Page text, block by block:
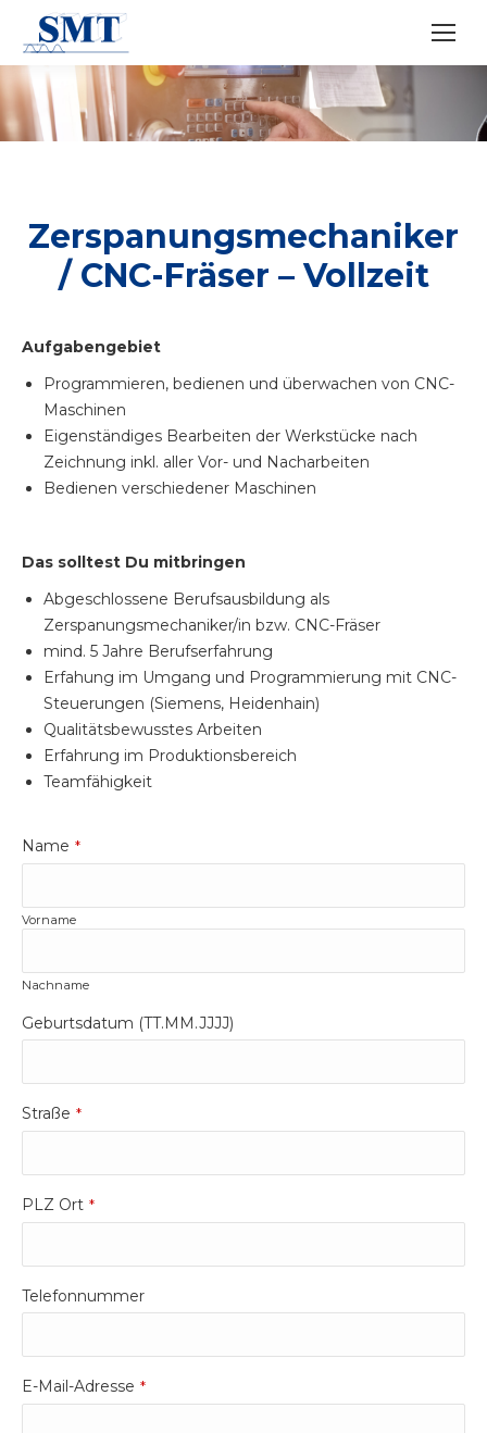
Zerspanungsmechaniker
/ CNC-Fräser – Vollzeit
Aufgabengebiet
Programmieren, bedienen und überwachen von CNC-
Maschinen
Eigenständiges Bearbeiten der Werkstücke nach
Zeichnung inkl. aller Vor- und Nacharbeiten
Bedienen verschiedener Maschinen
Das solltest Du mitbringen
Abgeschlossene Berufsausbildung als
Zerspanungsmechaniker/in bzw. CNC-Fräser
mind. 5 Jahre Berufserfahrung
Erfahung im Umgang und Programmierung mit CNC-
Steuerungen (Siemens, Heidenhain)
Qualitätsbewusstes Arbeiten
Erfahrung im Produktionsbereich
Teamfähigkeit
Name *
Vorname
Nachname
Email
Geburtsdatum (TT.MM.JJJJ)
Straße *
PLZ Ort *
Telefonnummer
E-Mail-Adresse *